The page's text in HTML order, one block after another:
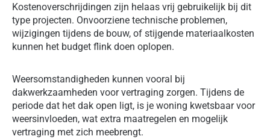
Kostenoverschrijdingen zijn helaas vrij gebruikelijk bij dit
type projecten. Onvoorziene technische problemen,
wijzigingen tijdens de bouw, of stijgende materiaalkosten
kunnen het budget flink doen oplopen.
Weersomstandigheden kunnen vooral bij
dakwerkzaamheden voor vertraging zorgen. Tijdens de
periode dat het dak open ligt, is je woning kwetsbaar voor
weersinvloeden, wat extra maatregelen en mogelijk
vertraging met zich meebrengt.